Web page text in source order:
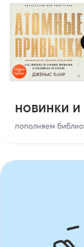
новинки
пополняем